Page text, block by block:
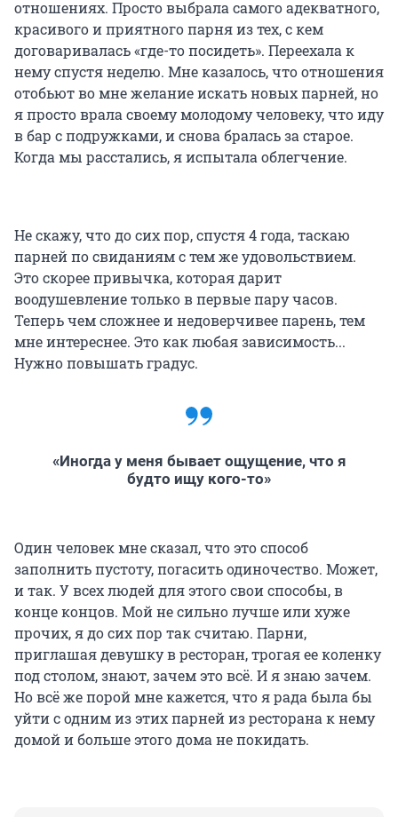
отношениях. Просто выбрала самого адекватного,
красивого и приятного парня из тех, с кем
договаривалась «где-то посидеть». Переехала к
нему спустя неделю. Мне казалось, что отношения
отобьют во мне желание искать новых парней, но
я просто врала своему молодому человеку, что иду
в бар с подружками, и снова бралась за старое.
Когда мы расстались, я испытала облегчение.
Не скажу, что до сих пор, спустя 4 года, таскаю
парней по свиданиям с тем же удовольствием.
Это скорее привычка, которая дарит
воодушевление только в первые пару часов.
Теперь чем сложнее и недоверчивее парень, тем
мне интереснее. Это как любая зависимость...
Нужно повышать градус.
«Иногда у меня бывает ощущение, что я
будто ищу кого-то»
Один человек мне сказал, что это способ
заполнить пустоту, погасить одиночество. Может,
и так. У всех людей для этого свои способы, в
конце концов. Мой не сильно лучше или хуже
прочих, я до сих пор так считаю. Парни,
приглашая девушку в ресторан, трогая ее коленку
под столом, знают, зачем это всё. И я знаю зачем.
Но всё же порой мне кажется, что я рада была бы
уйти с одним из этих парней из ресторана к нему
домой и больше этого дома не покидать.